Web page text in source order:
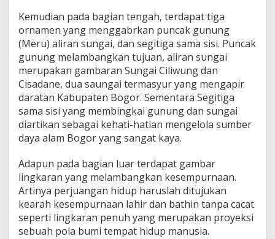
Kemudian pada bagian tengah, terdapat tiga
ornamen yang menggabrkan puncak gunung
(Meru) aliran sungai, dan segitiga sama sisi. Puncak
gunung melambangkan tujuan, aliran sungai
merupakan gambaran Sungai Ciliwung dan
Cisadane, dua saungai termasyur yang mengapir
daratan Kabupaten Bogor. Sementara Segitiga
sama sisi yang membingkai gunung dan sungai
diartikan sebagai kehati-hatian mengelola sumber
daya alam Bogor yang sangat kaya.
Adapun pada bagian luar terdapat gambar
lingkaran yang melambangkan kesempurnaan.
Artinya perjuangan hidup haruslah ditujukan
kearah kesempurnaan lahir dan bathin tanpa cacat
seperti lingkaran penuh yang merupakan proyeksi
sebuah pola bumi tempat hidup manusia.